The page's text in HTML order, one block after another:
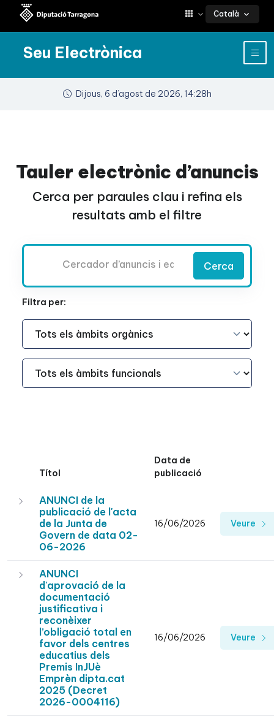
Català
Seu Electrònica
Dijous, 6 d’agost de 2026, 14:28h
Tauler electrònic d’anuncis
Cerca per paraules clau i refina els
resultats amb el filtre
Cerca
Filtra per:
Àmbit Funcional
Àmbit Funcional
Títol
Data de
publicació
ANUNCI de la
publicació de l'acta
de la Junta de
Govern de data 02-
06-2026
16/06/2026 Veure
ANUNCI
d'aprovació de la
documentació
justificativa i
reconèixer
l’obligació total en
favor dels centres
educatius dels
Premis InJUè
Emprèn dipta.cat
2025 (Decret
2026-0004116)
16/06/2026 Veure